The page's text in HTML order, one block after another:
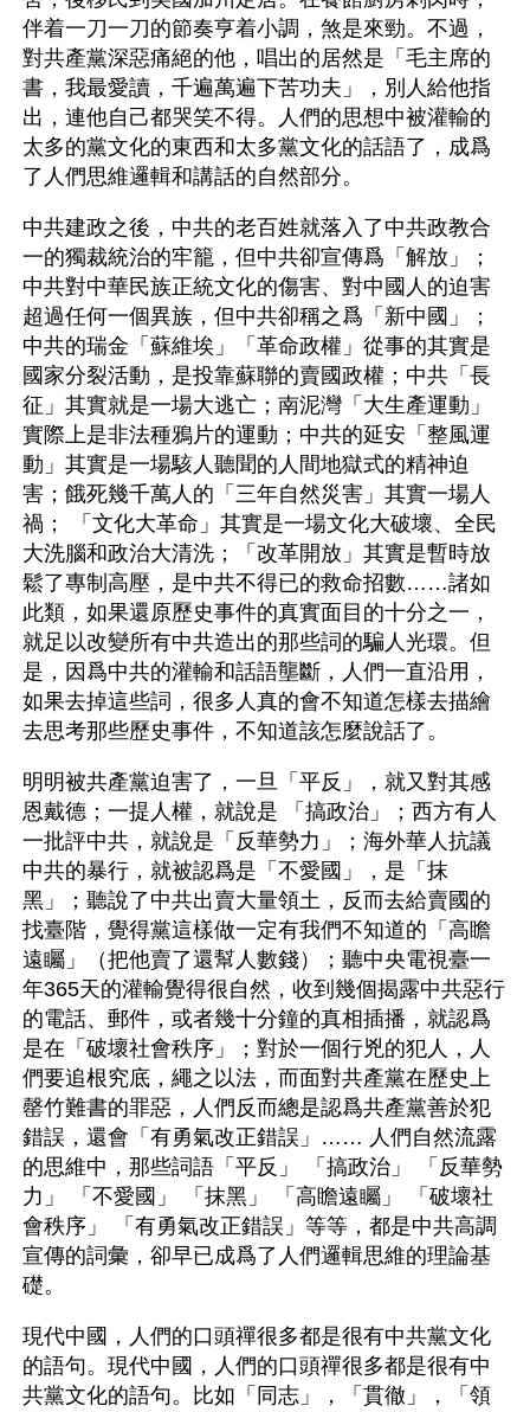
伴着一刀一刀的節奏亨着小調，煞是來勁。不過，
對共產黨深惡痛絕的他，唱出的居然是「毛主席的
書，我最愛讀，千遍萬遍下苦功夫」，別人給他指
出，連他自己都哭笑不得。人們的思想中被灌輸的
太多的黨文化的東西和太多黨文化的話語了，成爲
了人們思維邏輯和講話的自然部分。
中共建政之後，中共的老百姓就落入了中共政教合
一的獨裁統治的牢籠，但中共卻宣傳爲「解放」；
中共對中華民族正統文化的傷害、對中國人的迫害
超過任何一個異族，但中共卻稱之爲「新中國」；
中共的瑞金「蘇維埃」「革命政權」從事的其實是
國家分裂活動，是投靠蘇聯的賣國政權；中共「長
征」其實就是一場大逃亡；南泥灣「大生產運動」
實際上是非法種鴉片的運動；中共的延安「整風運
動」其實是一場駭人聽聞的人間地獄式的精神迫
害；餓死幾千萬人的「三年自然災害」其實一場人
禍； 「文化大革命」其實是一場文化大破壞、全民
大洗腦和政治大清洗；「改革開放」其實是暫時放
鬆了專制高壓，是中共不得已的救命招數……諸如
此類，如果還原歷史事件的真實面目的十分之一，
就足以改變所有中共造出的那些詞的騙人光環。但
是，因爲中共的灌輸和話語壟斷，人們一直沿用，
如果去掉這些詞，很多人真的會不知道怎樣去描繪
去思考那些歷史事件，不知道該怎麼說話了。
明明被共產黨迫害了，一旦「平反」，就又對其感
恩戴德；一提人權，就說是 「搞政治」；西方有人
一批評中共，就說是「反華勢力」；海外華人抗議
中共的暴行，就被認爲是「不愛國」，是「抹
黑」；聽說了中共出賣大量領土，反而去給賣國的
找臺階，覺得黨這樣做一定有我們不知道的「高瞻
遠矚」（把他賣了還幫人數錢）；聽中央電視臺一
年365天的灌輸覺得很自然，收到幾個揭露中共惡行
的電話、郵件，或者幾十分鐘的真相插播，就認爲
是在「破壞社會秩序」；對於一個行兇的犯人，人
們要追根究底，繩之以法，而面對共產黨在歷史上
罄竹難書的罪惡，人們反而總是認爲共產黨善於犯
錯誤，還會「有勇氣改正錯誤」…… 人們自然流露
的思維中，那些詞語「平反」 「搞政治」 「反華勢
力」 「不愛國」 「抹黑」 「高瞻遠矚」 「破壞社
會秩序」 「有勇氣改正錯誤」等等，都是中共高調
宣傳的詞彙，卻早已成爲了人們邏輯思維的理論基
礎。
現代中國，人們的口頭禪很多都是很有中共黨文化
的語句。現代中國，人們的口頭禪很多都是很有中
共黨文化的語句。比如「同志」，「貫徹」，「領